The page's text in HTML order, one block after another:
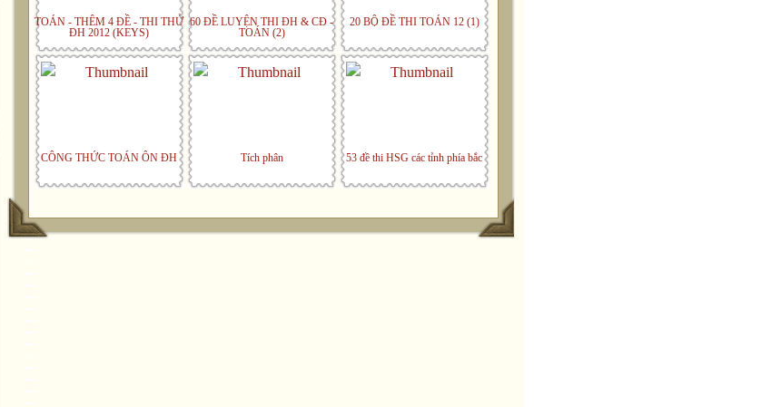
TOÁN - THÊM 4 ĐỀ - THI THỬ
ĐH 2012 (KEYS)
60 ĐỀ LUYỆN THI ĐH & CĐ -
TOÁN (2)
20 BỘ ĐỀ THI TOÁN 12 (1)
CÔNG THỨC TOÁN ÔN ĐH Tích phân 53 đề thi HSG các tỉnh phía bắc